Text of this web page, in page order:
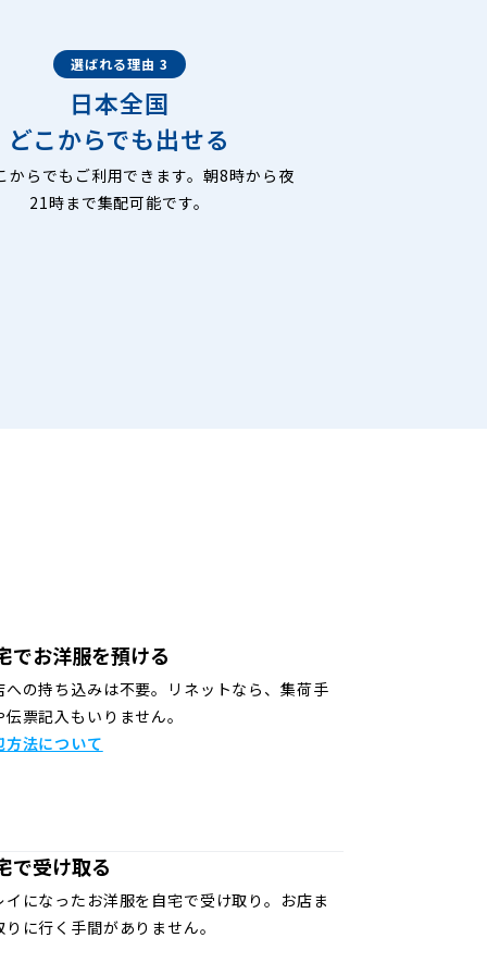
選ばれる理由 3
日本全国
どこからでも出せる
からでもご利用できます。朝8時から夜
21時まで集配可能です。
でお洋服を預ける
への持ち込みは不要。リネットなら、集荷手
伝票記入もいりません。
方法について
で受け取る
イになったお洋服を自宅で受け取り。お店ま
りに行く手間がありません。